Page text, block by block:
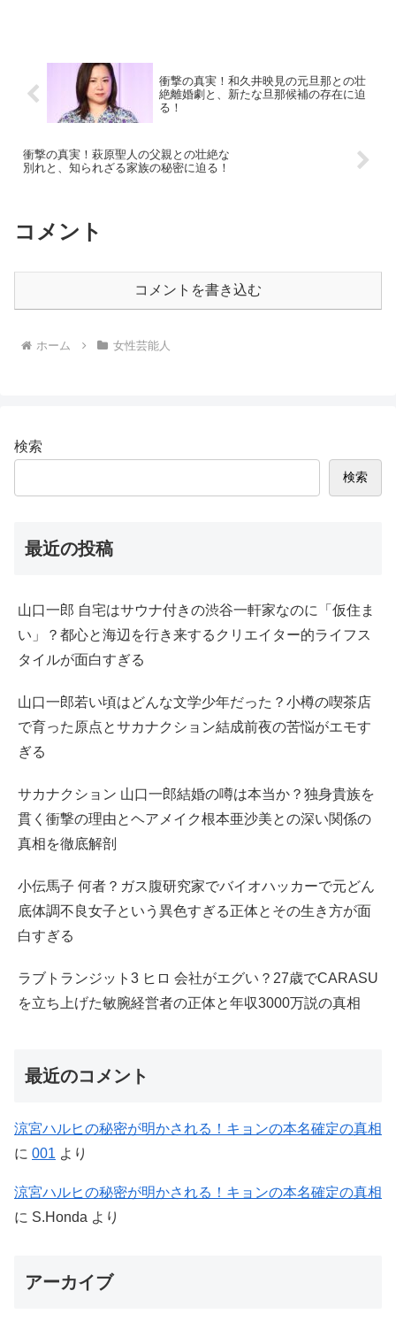
衝撃の真実！和久井映見の元旦那との壮
絶離婚劇と、新たな旦那候補の存在に迫
る！
衝撃の真実！萩原聖人の父親との壮絶な
別れと、知られざる家族の秘密に迫る！
コメント
コメントを書き込む
ホーム 女性芸能人
検索
検索
最近の投稿
山口一郎 自宅はサウナ付きの渋谷一軒家なのに「仮住ま
い」？都心と海辺を行き来するクリエイター的ライフス
タイルが面白すぎる
山口一郎若い頃はどんな文学少年だった？小樽の喫茶店
で育った原点とサカナクション結成前夜の苦悩がエモす
ぎる
サカナクション 山口一郎結婚の噂は本当か？独身貴族を
貫く衝撃の理由とヘアメイク根本亜沙美との深い関係の
真相を徹底解剖
小伝馬子 何者？ガス腹研究家でバイオハッカーで元どん
底体調不良女子という異色すぎる正体とその生き方が面
白すぎる
ラブトランジット3 ヒロ 会社がエグい？27歳でCARASU
を立ち上げた敏腕経営者の正体と年収3000万説の真相
最近のコメント
涼宮ハルヒの秘密が明かされる！キョンの本名確定の真相
に 001 より
涼宮ハルヒの秘密が明かされる！キョンの本名確定の真相
に S.Honda より
アーカイブ